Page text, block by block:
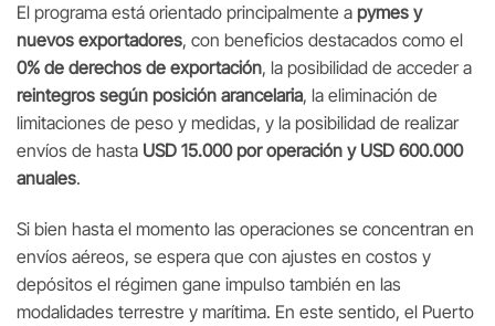
El programa está orientado principalmente a pymes y
nuevos exportadores, con beneficios destacados como el
0% de derechos de exportación, la posibilidad de acceder a
reintegros según posición arancelaria, la eliminación de
limitaciones de peso y medidas, y la posibilidad de realizar
envíos de hasta USD 15.000 por operación y USD 600.000
anuales.
Si bien hasta el momento las operaciones se concentran en
envíos aéreos, se espera que con ajustes en costos y
depósitos el régimen gane impulso también en las
modalidades terrestre y marítima. En este sentido, el Puerto